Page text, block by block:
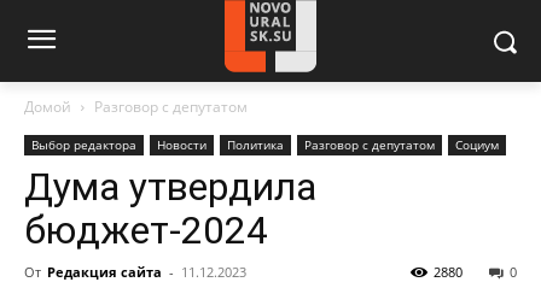
Домой Разговор с депутатом
Выбор редактора Новости Политика Разговор с депутатом Социум
Дума утвердила
бюджет-2024
От Редакция сайта - 11.12.2023 0
2880